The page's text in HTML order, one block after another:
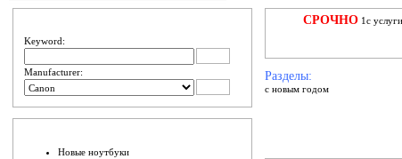
Keyword:
Manufacturer:
Новые ноутбуки
СРОЧНО 1с
Разделы:
с новым годом